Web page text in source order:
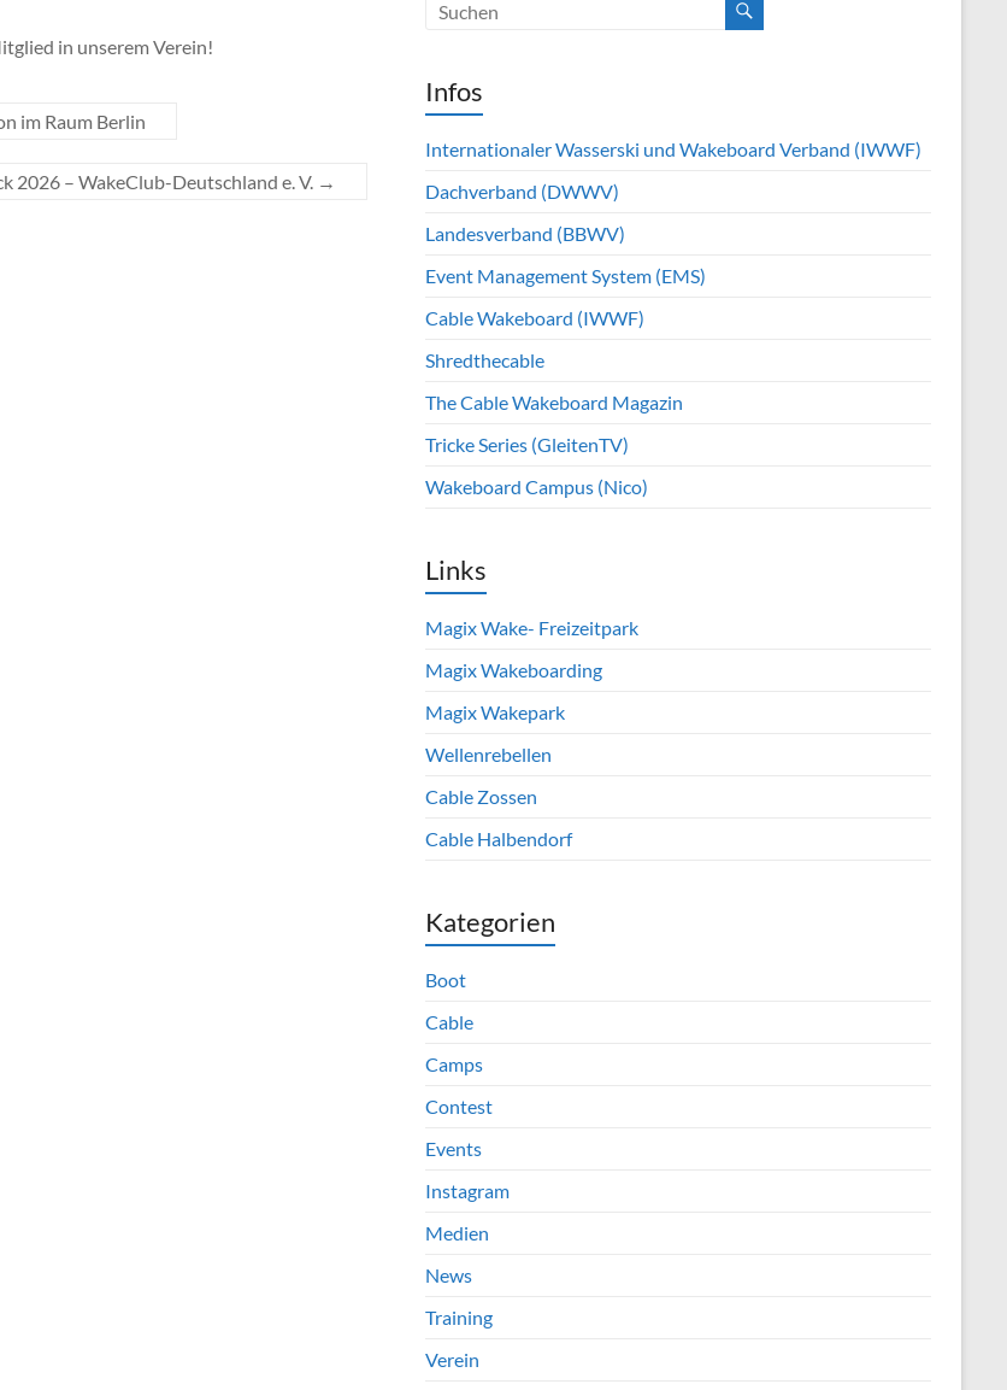
in unserem Verein!
im Raum Berlin
2026 – WakeClub-Deutschland e. V. →
Infos
Internationaler Wasserski und Wakeboard Verband (IWWF)
Dachverband (DWWV)
Landesverband (BBWV)
Event Management System (EMS)
Cable Wakeboard (IWWF)
Shredthecable
The Cable Wakeboard Magazin
Tricke Series (GleitenTV)
Wakeboard Campus (Nico)
Links
Magix Wake- Freizeitpark
Magix Wakeboarding
Magix Wakepark
Wellenrebellen
Cable Zossen
Cable Halbendorf
Kategorien
Boot
Cable
Camps
Contest
Events
Instagram
Medien
News
Training
Verein